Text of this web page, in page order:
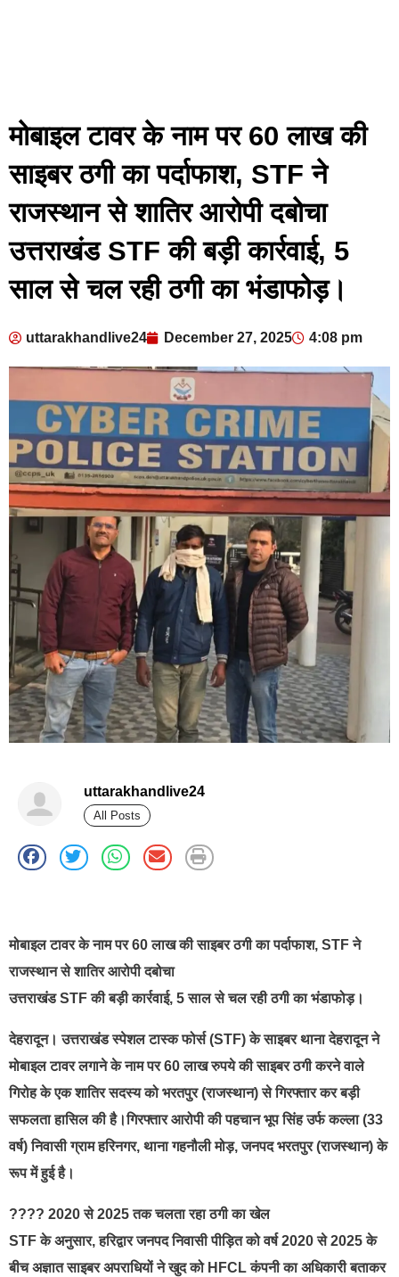
मोबाइल टावर के नाम पर 60 लाख की
साइबर ठगी का पर्दाफाश, STF ने
राजस्थान से शातिर आरोपी दबोचा
उत्तराखंड STF की बड़ी कार्रवाई, 5
साल से चल रही ठगी का भंडाफोड़।
uttarakhandlive24 December 27, 2025 4:08 pm
uttarakhandlive24
All Posts
मोबाइल टावर के नाम पर 60 लाख की साइबर ठगी का पर्दाफाश, STF ने
राजस्थान से शातिर आरोपी दबोचा
उत्तराखंड STF की बड़ी कार्रवाई, 5 साल से चल रही ठगी का भंडाफोड़।
देहरादून। उत्तराखंड स्पेशल टास्क फोर्स (STF) के साइबर थाना देहरादून ने
मोबाइल टावर लगाने के नाम पर 60 लाख रुपये की साइबर ठगी करने वाले
गिरोह के एक शातिर सदस्य को भरतपुर (राजस्थान) से गिरफ्तार कर बड़ी
सफलता हासिल की है।गिरफ्तार आरोपी की पहचान भूप सिंह उर्फ कल्ला (33
वर्ष) निवासी ग्राम हरिनगर, थाना गहनौली मोड़, जनपद भरतपुर (राजस्थान) के
रूप में हुई है।
???? 2020 से 2025 तक चलता रहा ठगी का खेल
STF के अनुसार, हरिद्वार जनपद निवासी पीड़ित को वर्ष 2020 से 2025 के
बीच अज्ञात साइबर अपराधियों ने खुद को HFCL कंपनी का अधिकारी बताकर